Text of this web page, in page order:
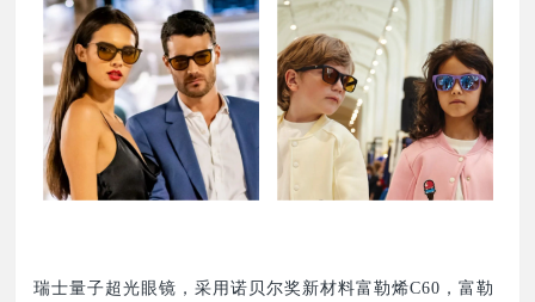
瑞士量子超光眼镜，采用诺贝尔奖新材料富勒烯C60，富勒